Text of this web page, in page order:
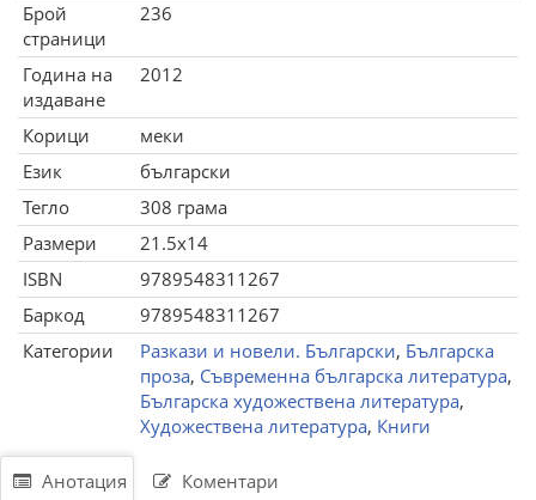
Брой
страници
236
Година на
издаване
2012
Корици
меки
Език
български
Тегло
308 грама
Размери
21.5x14
ISBN
9789548311267
Баркод
9789548311267
Категории
Разкази и новели. Български, Българска
проза, Съвременна българска литература,
Българска художествена литература,
Художествена литература, Книги
Анотация Коментари